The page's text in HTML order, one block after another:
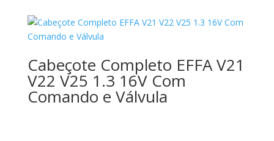
Cabeçote Completo EFFA V21
V22 V25 1.3 16V Com
Comando e Válvula